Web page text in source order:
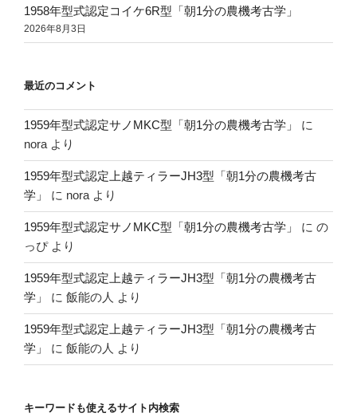
1958年型式認定コイケ6R型「朝1分の農機考古学」
2026年8月3日
最近のコメント
1959年型式認定サノMKC型「朝1分の農機考古学」
に
nora より
1959年型式認定上越ティラーJH3型「朝1分の農機考古
学」
に nora より
1959年型式認定サノMKC型「朝1分の農機考古学」 に の
っぴより
1959年型式認定上越ティラーJH3型「朝1分の農機考古
学」
に 飯能の人 より
1959年型式認定上越ティラーJH3型「朝1分の農機考古
学」
に 飯能の人 より
キーワードも使えるサイト内検索